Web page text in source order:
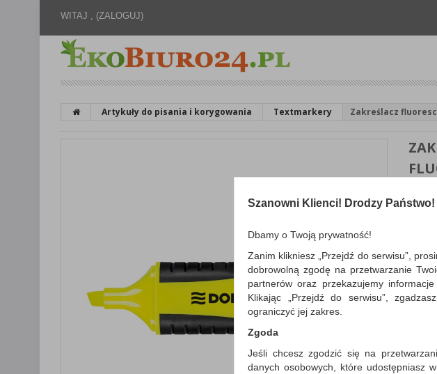
WITAJ , (ZALOGUJ)
Artykuły do pisania i korygowania Textmarkery Zakreślacz
Szanowni Klienci! Drodzy Państwo!
Dbamy o Twoją prywatność!
Zanim klikniesz „Przejdź do serwisu”,
dobrowolną zgodę na przetwarzanie
partnerów oraz przekazujemy
Klikając „Przejdź do serwisu”,
ograniczyć jej zakres.
Zgoda
Jeśli chcesz zgodzić się na
danych osobowych, które udostępniasz